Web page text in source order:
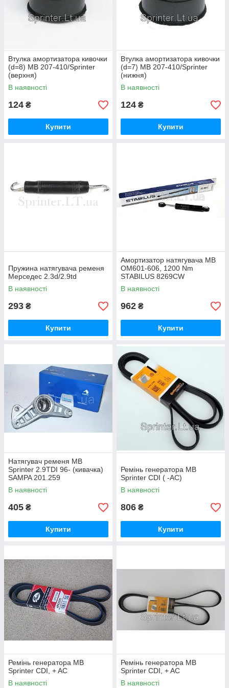
Втулка амортизатора кивочки
(d=8) MB 207-410/Sprinter
(верхня)
В наявності
124 ₴
Купити
Втулка амортизатора кивочки
(d=7) MB 207-410/Sprinter
(нижня)
В наявності
124 ₴
Купити
Пружина натягувача ременя
Мерседес 2.3d/2.9td
В наявності
293 ₴
Купити
Амортизатор натягувача MB
OM601-606, 1200 Nm
STABILUS 8269CW
В наявності
962 ₴
Купити
Натягувач ременя MB
Sprinter 2.9TDI 96- (кивачка)
SAMPA 201.259
В наявності
405 ₴
Купити
Ремінь генератора MB
Sprinter CDI ( -AC)
В наявності
806 ₴
Купити
Ремінь генератора MB
Sprinter CDI, + AC
В наявності
Ремінь генератора MB
Sprinter CDI, + AC
В наявності